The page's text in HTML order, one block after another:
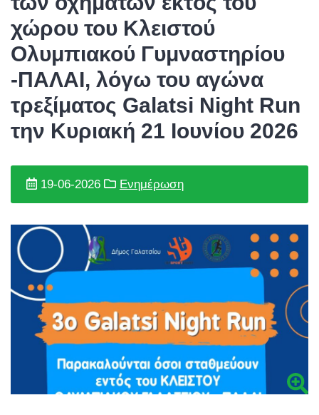
χώρου του Κλειστού
Ολυμπιακού Γυμναστηρίου
-ΠΑΛΑΙ, λόγω του αγώνα
τρεξίματος Galatsi Night Run
την Κυριακή 21 Ιουνίου 2026
19-06-2026 Ενημέρωση